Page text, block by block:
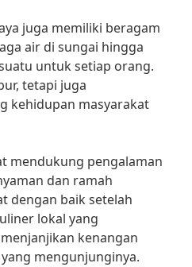
juga memiliki beragam
air di sungai hingga
untuk setiap orang.
tetapi juga
kehidupan masyarakat
mendukung pengalaman
dan ramah
dengan baik setelah
lokal yang
kenangan
mengunjunginya.